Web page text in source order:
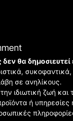
θα δημοσιευτεί
σε ανηλίκους.
ιδιωτική ζωή
ή